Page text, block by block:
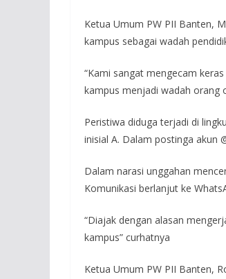
Ketua Umum PW PII Banten,
kampus sebagai wadah
“Kami sangat mengecam
kampus menjadi wadah orang
Peristiwa diduga terjadi di
inisial A. Dalam postinga akun
Dalam narasi unggahan
Komunikasi berlanjut ke
“Diajak dengan alasan
kampus” curhatnya
Ketua Umum PW PII Banten,